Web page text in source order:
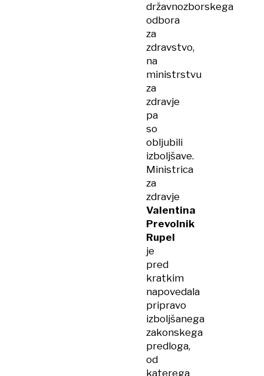
državnozborskega
odbora
za
zdravstvo,
na
ministrstvu
za
zdravje
pa
so
obljubili
izboljšave.
Ministrica
za
zdravje
Valentina
Prevolnik
Rupel
je
pred
kratkim
napovedala
pripravo
izboljšanega
zakonskega
predloga,
od
katerega